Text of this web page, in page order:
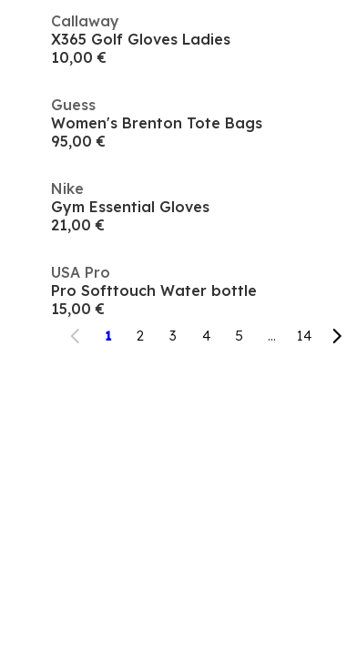
Callaway
X365 Golf Gloves Ladies
10,00 €
Guess
Women's Brenton Tote Bags
95,00 €
Nike
Gym Essential Gloves
21,00 €
USA Pro
Pro Softtouch Water bottle
15,00 €
1 2 3 4 5 ... 14